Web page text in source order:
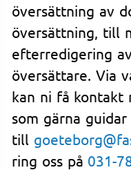
översättning av
översättning, till
efterredigering
översättare. Via
kan ni få kontakt
som gärna
till
ring oss på 031-